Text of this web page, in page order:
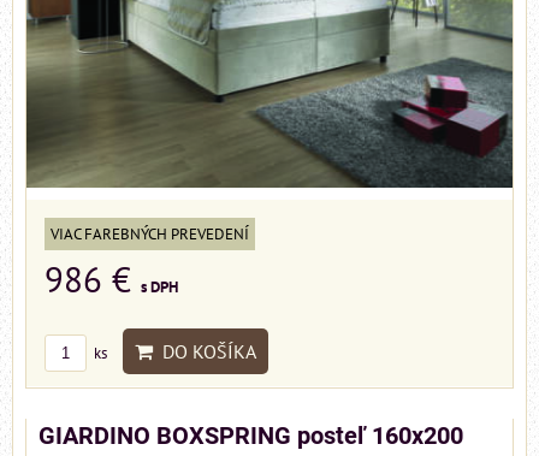
VIAC FAREBNÝCH PREVEDENÍ
986 € s DPH
ks DO KOŠÍKA
GIARDINO BOXSPRING posteľ 160x200